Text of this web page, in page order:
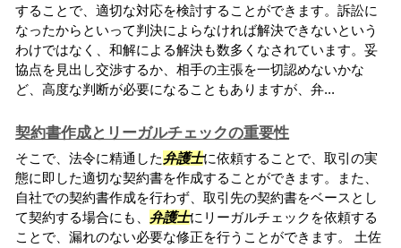
することで、適切な対応を検討することができます。訴訟に
なったからといって判決によらなければ解決できないという
わけではなく、和解による解決も数多くなされています。妥
協点を見出し交渉するか、相手の主張を一切認めないかな
ど、高度な判断が必要になることもありますが、弁...
契約書作成とリーガルチェックの重要性
そこで、法令に精通した弁護士に依頼することで、取引の実
態に即した適切な契約書を作成することができます。また、
自社での契約書作成を行わず、取引先の契約書をベースとし
て契約する場合にも、 弁護士にリーガルチェックを依頼する
ことで、漏れのない必要な修正を行うことができます。 土佐